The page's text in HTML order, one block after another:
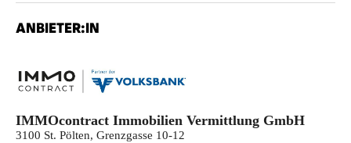
ANBIETER:IN
IMMOcontract Immobilien Vermittlung GmbH
3100 St. Pölten, Grenzgasse 10-12